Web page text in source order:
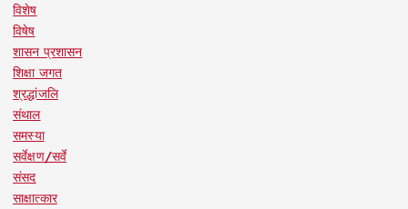
विशेष
विषेष
शासन प्रशासन
शिक्षा जगत
श्रद्धांजलि
संथाल
समस्या
सर्वेक्षण/सर्वे
संसद
साक्षात्कार